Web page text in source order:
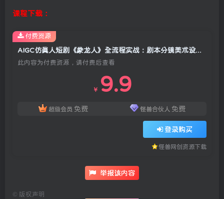
课程下载：
此内容为付费资源，请付费后查看
￥ 9.9
超级会员 免费 怪兽合伙人 免费
登录购买
怪兽网创资源下载
付费资源
举报该内容
© 版权声明